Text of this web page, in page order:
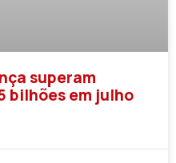
superam
bilhões em julho